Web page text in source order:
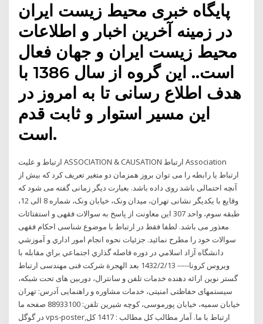
پایگاه خبری محیط زیست ایران
در زمینه آخرین اخبار و اطلاعات
محیط زیست ایران و جهان فعال
است.. این گروه از سال 1386 با
هدف اطلاع رسانی تا به امروز در
این مسیر استوار و ثابت قدم
است.
ارتباط و عليت ASSOCIATION & CAUSATION ارتباط Association
ارتباط یا رابطه را می توان بروز همزمان دو متغیر تعریف کرد که بیش از
آنچه احتمالی باشد روی داده باشد. بعبارت دیگر زمانی گفته می شود که
وقایع با یکدیگر نشانی تهران، میدان ونک، خیابان ونک، شماره 8 الی 12،
طبقه سوم، واحد 307 این معاونت از پاسخ به سوالات فقهی و استفتائات
معذور می باشد. لطفا فقط در ارتباط با موضوع شناسی احکام فقهی
سوالات خود را مطرح نمائید. جزئيات نحوه انجام امور اداري و آموزشي
دانشگاه آزاد اسلامي در دوره فاصله گذاري اجتماعي براي مقابله با
ويروس كرونا----- 13‏‏/2‏‏/1432 بعد الهجرة شرکت فنی مهندسی ارتباط
گستر نوین ارائه دهنده خدمات تلفن و سانترال، دوربین های تحت شبکه،
سیستمهای حفاظتی امنیتی، خدمات مشاوره و راهنمایی آدرس: تهران
خیابان سمیه، خیابان پورموسی، کوچه شیرین تلفن: 88933100 صفحه ما
در گوگل vps-poster,ارتباط با ما. آمار مطالب کل مطالب : 1417 کل